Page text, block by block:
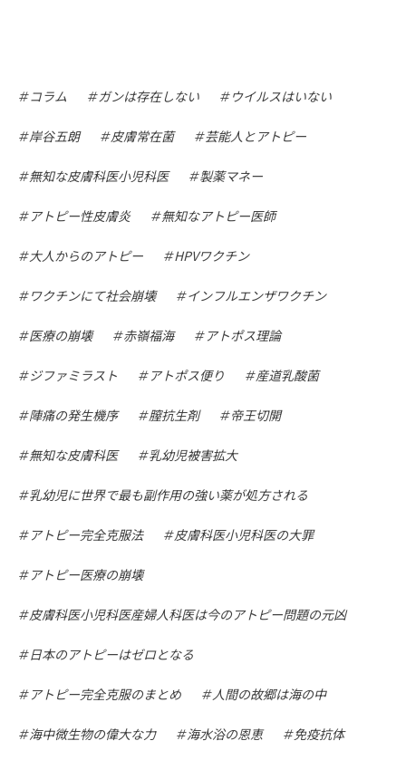
コラム ガンは存在しない ウイルスはいない
岸谷五朗 皮膚常在菌 芸能人とアトピー
無知な皮膚科医小児科医 製薬マネー
アトピー性皮膚炎 無知なアトピー医師
大人からのアトピー HPVワクチン
ワクチンにて社会崩壊 インフルエンザワクチン
医療の崩壊 赤嶺福海 アトポス理論
ジファミラスト アトポス便り 産道乳酸菌
陣痛の発生機序 膣抗生剤 帝王切開
無知な皮膚科医 乳幼児被害拡大
乳幼児に世界で最も副作用の強い薬が処方される
アトピー完全克服法 皮膚科医小児科医の大罪
アトピー医療の崩壊
皮膚科医小児科医産婦人科医は今のアトピー問題の元凶
日本のアトピーはゼロとなる
アトピー完全克服のまとめ 人間の故郷は海の中
海中微生物の偉大な力 海水浴の恩恵 免疫抗体